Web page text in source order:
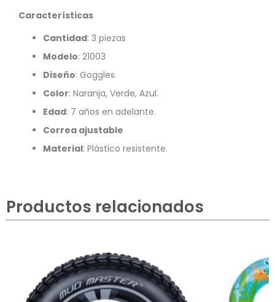
Características
Cantidad: 3 piezas
Modelo: 21003
Diseño: Goggles.
Color: Naranja, Verde, Azul.
Edad: 7 años en adelante.
Correa ajustable
Material: Plástico resistente.
Productos relacionados